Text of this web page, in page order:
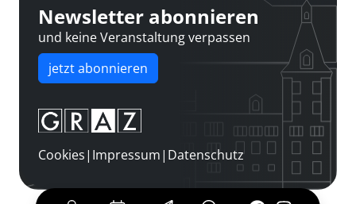
Newsletter abonnieren
und keine Veranstaltung verpassen
jetzt abonnieren
Cookies| Impressum| Datenschutz